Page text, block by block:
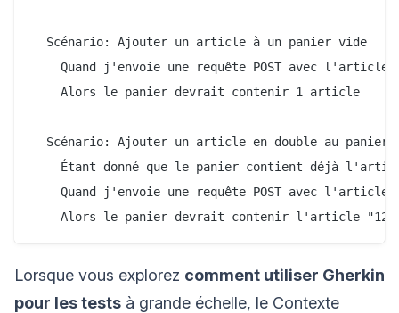
  Scénario: Ajouter un article à un panier vide
Quand j'envoie une requête POST avec l'article
    Alors le panier devrait contenir 1 article
  Scénario: Ajouter un article en double au panier
Étant donné que le panier contient déjà
Quand j'envoie une requête POST avec l'article
Lorsque vous explorez comment utiliser Gherkin
pour les tests à grande échelle, le Contexte